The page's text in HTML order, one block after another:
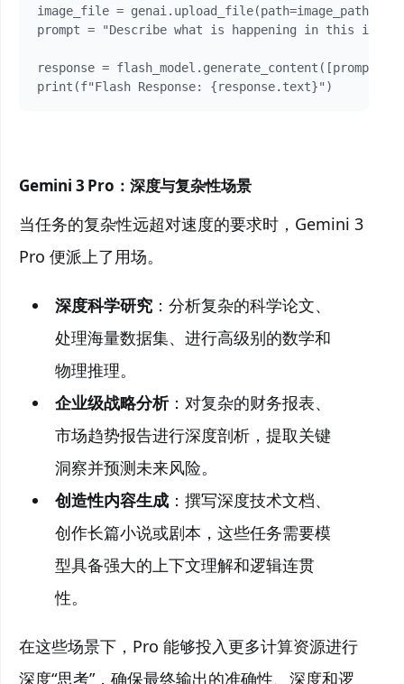
image_file = genai.upload_file(path=image_path)
prompt = "Describe what is happening in this
response = flash_model.generate_content([prompt,
Gemini 3 Pro：深度与复杂性场景
当任务的复杂性远超对速度的要求时，Gemini 3
Pro 便派上了用场。
深度科学研究：分析复杂的科学论文、
处理海量数据集、进行高级别的数学和
物理推理。
企业级战略分析：对复杂的财务报表、
市场趋势报告进行深度剖析，提取关键
洞察并预测未来风险。
创造性内容生成：撰写深度技术文档、
创作长篇小说或剧本，这些任务需要模
型具备强大的上下文理解和逻辑连贯
性。
在这些场景下，Pro 能够投入更多计算资源进行
深度“思考”，确保最终输出的准确性、深度和逻